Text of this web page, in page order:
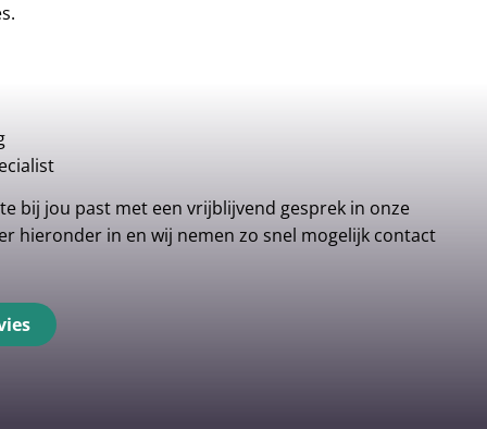
bij jou past met een vrijblijvend gesprek in onze
hieronder in en wij nemen zo snel mogelijk contact